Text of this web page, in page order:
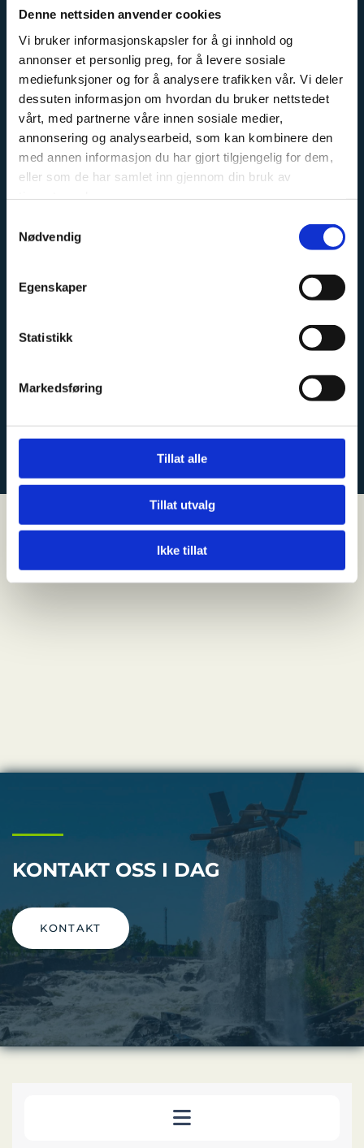
Denne nettsiden anvender cookies
Vi bruker informasjonskapsler for å gi innhold og
annonser et personlig preg, for å levere sosiale
mediefunksjoner og for å analysere trafikken vår. Vi deler
dessuten informasjon om hvordan du bruker nettstedet
vårt, med partnerne våre innen sosiale medier,
annonsering og analysearbeid, som kan kombinere den
med annen informasjon du har gjort tilgjengelig for dem,
eller som de har samlet inn gjennom din bruk av
Nødvendig
Egenskaper
Statistikk
Markedsføring
Tillat alle
Tillat utvalg
Ikke tillat
OM OSS
Kremmertorvet Sport og Fritid er en fagbutikk, med
stort fokus på sykkel, langrenn og fiske. Vi har erfarne
ansatte, med stor faglig kunnskap innen sine
proffesjonelle sykkellag.
Vi fører sykler fra Cannondale, Haibike, GT og Eddy
Merckx. Ta kontakt for priser og tilgjengelighet, vi
NYHETER
KONTAKT OSS I DAG
KONTAKT